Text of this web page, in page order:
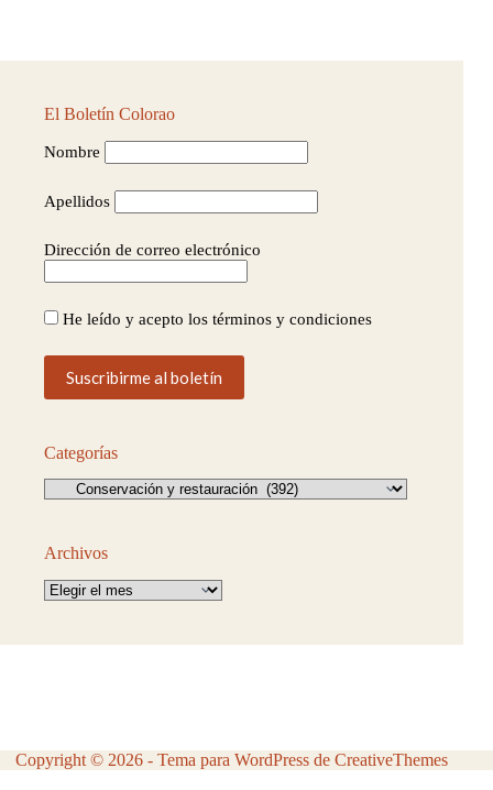
El Boletín Colorao
Nombre
Apellidos
Dirección de correo electrónico
He leído y acepto los términos y condiciones
Categorías
Categorías
Archivos
Archivos
Copyright © 2026 - Tema para WordPress deCreativeThemes